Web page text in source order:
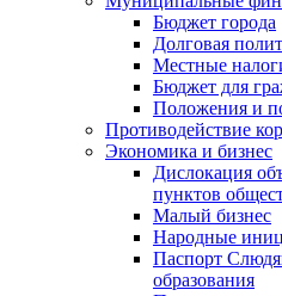
Бюджет города
Долговая
Местные
Бюджет для
Положения и
Противодействие
Экономика и бизнес
Дислокация
пунктов
Малый бизнес
Народные
Паспорт
образования